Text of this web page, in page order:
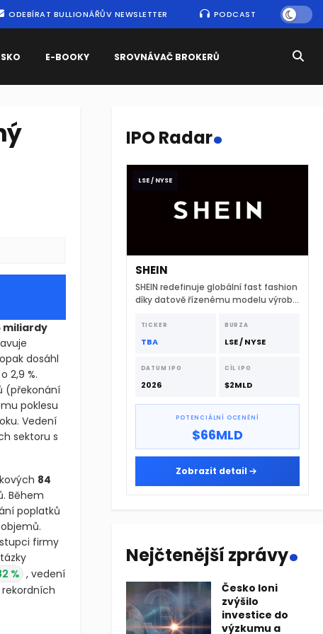
ODEBÍRAT BULLIONÁŘŮV NEWSLETTER PODCAST
E-BOOKY SROVNÁVAČ BROKERŮ
miliardy
dosáhl
2,9 %.
(překonání
poklesu
Vedení
sektoru s
84
Během
poplatků
firmy
% , vedení
IPO Radar.
LSE / NYSE
SHEIN
SHEIN redefinuje globální fast fashion
díky datově řízenému modelu výroby
dodavatelskému řetězci.
TICKER
TBA
BURZA
LSE / NYSE
DATUM IPO
2026
CÍL IPO
$2MLD
POTENCIÁLNÍ OCENĚNÍ
$66MLD
Zobrazit detail
Nejčtenější zprávy.
Česko loni
zvýšilo
investice do
výzkumu a